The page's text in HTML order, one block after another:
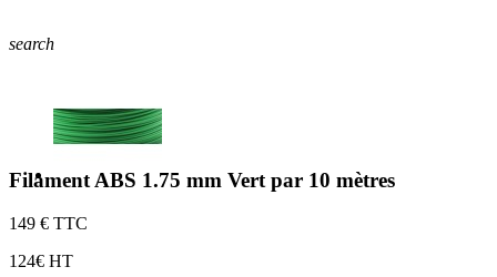
search
Filament ABS 1.75 mm Vert par 10 mètres
149 € TTC
1 24€ HT